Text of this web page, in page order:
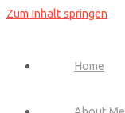
Zum Inhalt springen
Home